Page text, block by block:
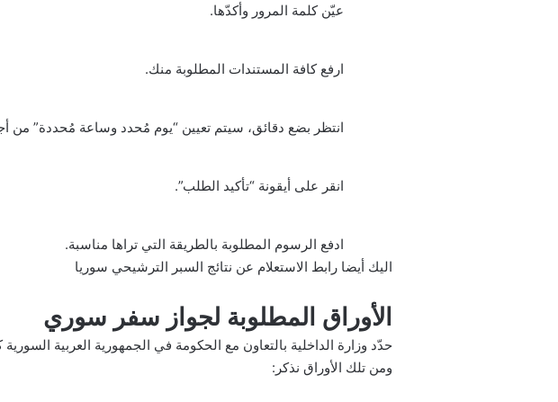
عيّن كلمة المرور وأكدّها.
ارفع كافة المستندات المطلوبة منك.
انتظر بضع دقائق، سيتم تعيين “يوم مُحدد وساعة مُحددة” من
انقر على أيقونة “تأكيد الطلب”.
ادفع الرسوم المطلوبة بالطريقة التي تراها مناسبة.
اليك أيضا رابط الاستعلام عن نتائج السبر الترشيحي سوريا
الأوراق المطلوبة لجواز سفر سوري
حدّد وزارة الداخلية بالتعاون مع الحكومة في الجمهورية العربية
ومن تلك الأوراق نذكر: